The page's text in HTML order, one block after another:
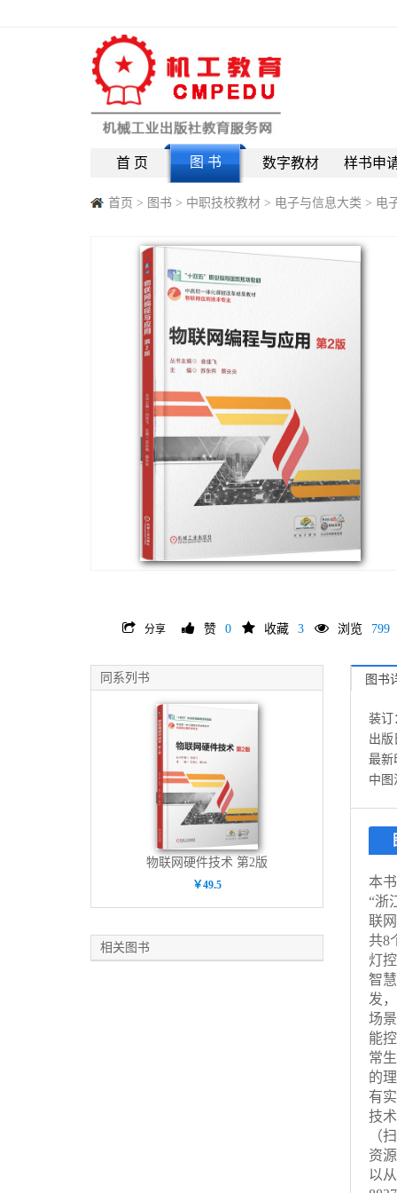
首 页 图 书 数字教材 样书申
首页 > 图书 > 中职技校教材 > 电子与信息大类 > 电
分享 赞 0 收藏 3 浏览 799
同系列书
物联网硬件技术 第2版
￥49.5
相关图书
图书
装订
出版
最新
中图
本
“浙
联
共8
灯
智
发
场
能
常
的
有
技
（
资
以